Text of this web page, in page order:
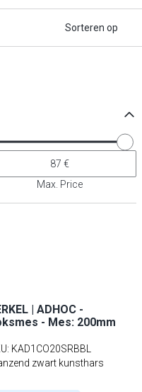
Sorteren op
Max. Price
| ADHOC -
- Mes: 200mm
: KAD1CO20SRBBL
zwart kunsthars